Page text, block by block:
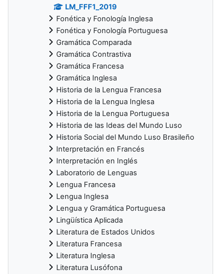
LM_FFF1_2019
Fonética y Fonología Inglesa
Fonética y Fonología Portuguesa
Gramática Comparada
Gramática Contrastiva
Gramática Francesa
Gramática Inglesa
Historia de la Lengua Francesa
Historia de la Lengua Inglesa
Historia de la Lengua Portuguesa
Historia de las Ideas del Mundo Luso
Historia Social del Mundo Luso Brasileño
Interpretación en Francés
Interpretación en Inglés
Laboratorio de Lenguas
Lengua Francesa
Lengua Inglesa
Lengua y Gramática Portuguesa
Lingüística Aplicada
Literatura de Estados Unidos
Literatura Francesa
Literatura Inglesa
Literatura Lusófona